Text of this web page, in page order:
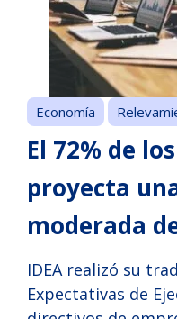
Economía
El 72% de
proyecta
moderada
IDEA realizó su
Expectativas de